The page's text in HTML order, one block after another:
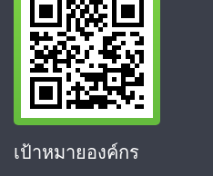
เป้าหมายองค์กร